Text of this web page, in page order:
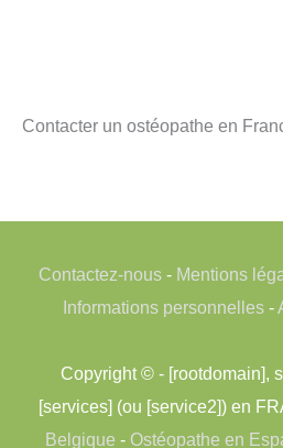
Contacter un ostéopathe en
Contactez-nous- Mentions
Informations personnelles -
Copyright © - [rootdomain],
[services] (ou [service2]) en
Belgique - Ostéopathe en